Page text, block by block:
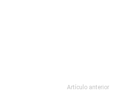
Artículo anterior